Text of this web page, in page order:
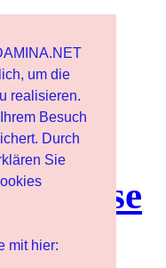
um die
realisieren.
Besuch
Durch
Sie
mit hier: